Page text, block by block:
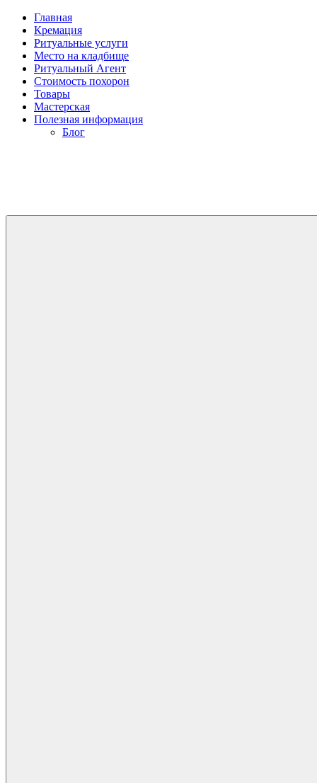
Главная
Кремация
Ритуальные услуги
Место на кладбище
Ритуальный Агент
Стоимость похорон
Товары
Мастерская
Полезная информация
Блог